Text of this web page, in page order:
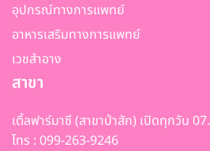
อุปกรณ์ทางการแพทย์
อาหารเสริมทางการแพทย์
เวชสำอาง
สาขา
เติ้ลฟาร์มาซี (สาขาป่าสัก) เปิดทุกวัน
โทร : 099-263-9246